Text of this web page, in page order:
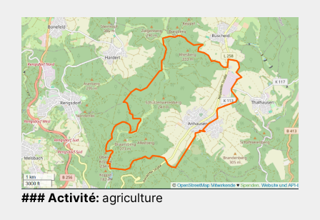
### Activité: agriculture